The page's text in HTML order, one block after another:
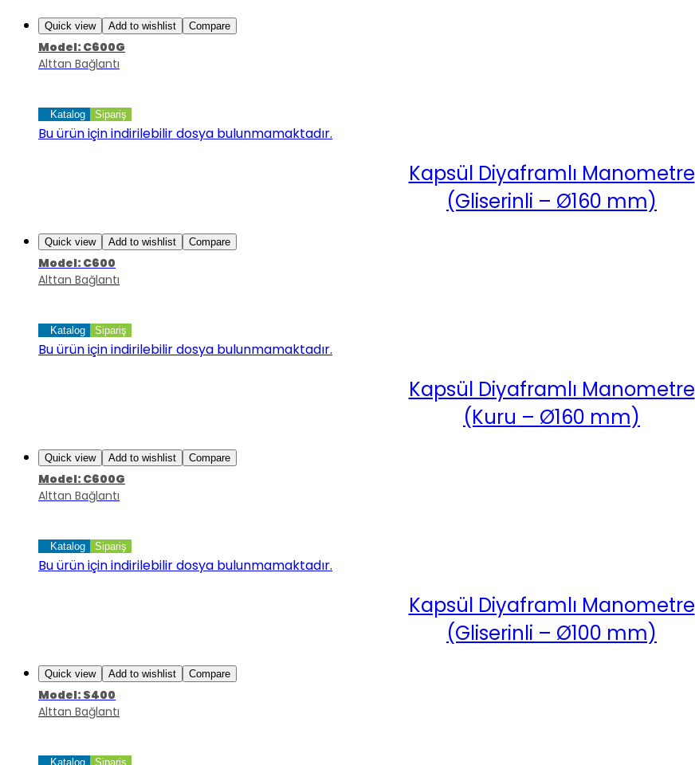
Quick view Add to wishlist Compare
Model: C600G
Alttan Bağlantı
Katalog Sipariş
Bu ürün için indirilebilir dosya bulunmamaktadır.
Kapsül Diyaframlı Manometre
(Gliserinli – Ø160 mm)
Quick view Add to wishlist Compare
Model: C600
Alttan Bağlantı
Katalog Sipariş
Bu ürün için indirilebilir dosya bulunmamaktadır.
Kapsül Diyaframlı Manometre
(Kuru – Ø160 mm)
Quick view Add to wishlist Compare
Model: C600G
Alttan Bağlantı
Katalog Sipariş
Bu ürün için indirilebilir dosya bulunmamaktadır.
Kapsül Diyaframlı Manometre
(Gliserinli – Ø100 mm)
Quick view Add to wishlist Compare
Model: S400
Alttan Bağlantı
Katalog Sipariş